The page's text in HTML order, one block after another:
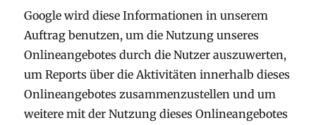
Google wird diese Informationen in unserem
Auftrag benutzen, um die Nutzung unseres
Onlineangebotes durch die Nutzer auszuwerten,
um Reports über die Aktivitäten innerhalb dieses
Onlineangebotes zusammenzustellen und um
weitere mit der Nutzung dieses Onlineangebotes